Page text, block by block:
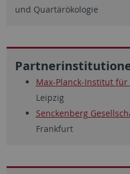
und Quartärökologie
Max-Planck-Institut
Leipzig
Senckenberg
Frankfurt